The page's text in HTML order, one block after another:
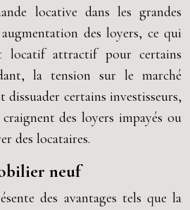
locative dans les grandes
des loyers, ce qui
locatif attractif pour certains
la tension sur le marché
certains investisseurs,
des loyers impayés ou
des locataires.
neuf
des avantages tels que la